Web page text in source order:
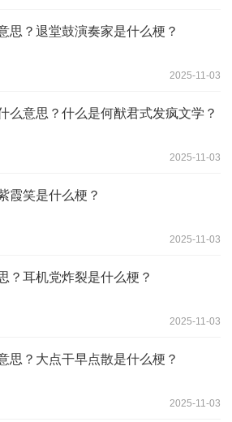
思？退堂鼓演奏家是什么梗？
2025-11-03
么意思？什么是何猷君式发疯文学？
2025-11-03
霞笑是什么梗？
2025-11-03
？耳机党炸裂是什么梗？
2025-11-03
思？大点干早点散是什么梗？
2025-11-03